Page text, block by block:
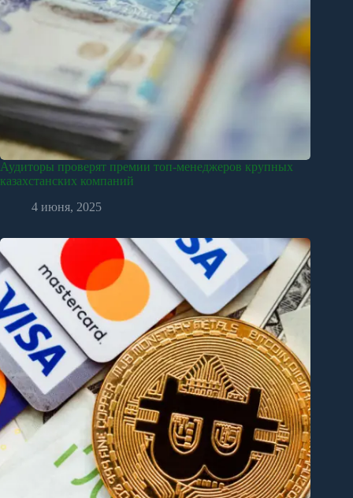
Аудиторы проверят премии топ-менеджеров крупных
казахстанских компаний
4 июня, 2025